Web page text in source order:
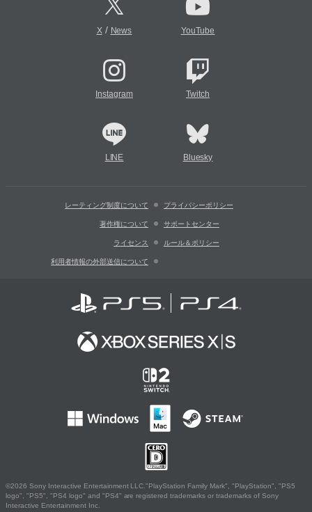
X/ News YouTube
Instagram Twitch
LINE Bluesky
レーティング制度について プライバシーポリシー
著作権について サポートセンター
ライセンス ルール＆ポリシー
利用者情報の外部送信について
©2026 Sony Interactive Entertainment LLC."PlayStation Family Mark", "PlayStation", "PS5
logo", "PS5", "PS4 logo" and "PS4" are registered trademarks or trademarks of Sony
Interactive Entertainment Inc.